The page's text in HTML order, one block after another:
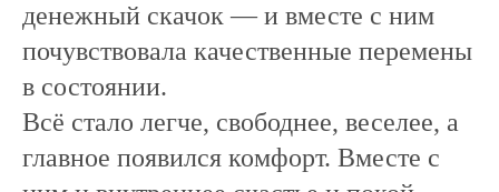
денежный скачок — и вместе с ним
почувствовала качественные перемены
в состоянии.
Всё стало легче, свободнее, веселее, а
главное появился комфорт. Вместе с